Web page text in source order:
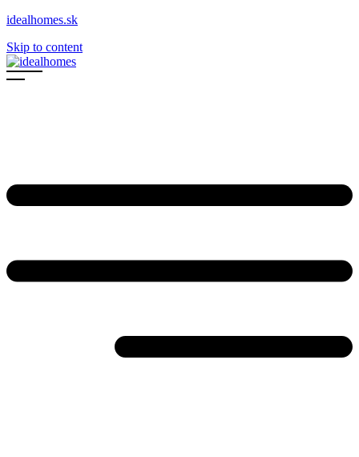
idealhomes.sk
Skip to content